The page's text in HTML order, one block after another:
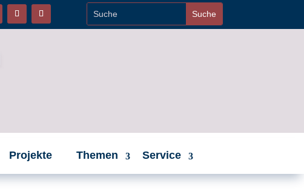
Projekte Themen Service